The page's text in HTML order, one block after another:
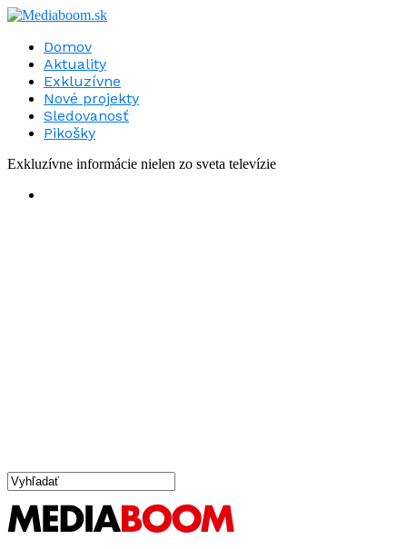
Domov
Aktuality
Exkluzívne
Nové projekty
Sledovanosť
Pikošky
Exkluzívne informácie nielen zo sveta televízie